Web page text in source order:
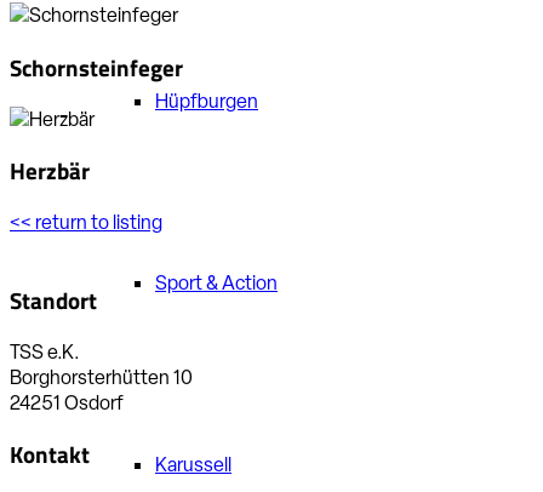
Hüpfburgen
Sport & Action
Karussell
Schornsteinfeger
Herzbär
<< return to listing
Standort
TSS e.K.
Borghorsterhütten 10
24251 Osdorf
Kontakt